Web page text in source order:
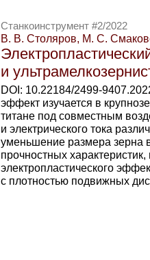
Станкоинструмент #2/2022
В. В. Столяров, М. С.
и
DOI: 10.22184/2499-
эффект изучается в
титане под совместным
и электрического тока
уменьшение размера зерна
прочностных
электропластического
с плотностью подвижных